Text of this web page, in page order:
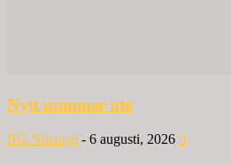
Nytt nummer ute
BG Nilensjö - 6 augusti, 2026 0